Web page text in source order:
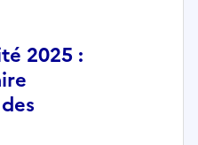
2025 :